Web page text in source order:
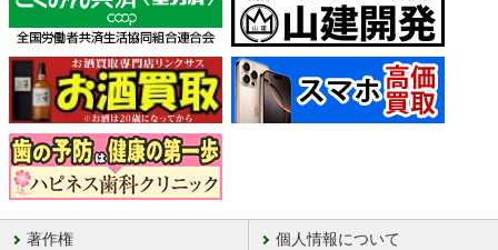
著作権 個人情報について